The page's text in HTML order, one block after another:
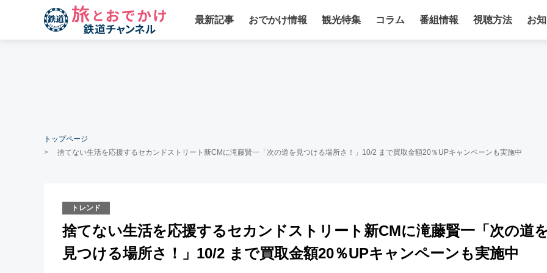
最新記事 おでかけ情報 観光特集 コラム 番組情報 視聴方法 お
トップページ
捨てない生活を応援するセカンドストリート新CMに滝藤賢一「次の道を見つける場所さ！」10/2 まで買取金額20％UPキャンペーンも実施中
トレンド
捨てない生活を応援するセカンドストリート新CMに滝藤賢一「次の道
見つける場所さ！」10/2 まで買取金額20％UPキャンペーンも実施中